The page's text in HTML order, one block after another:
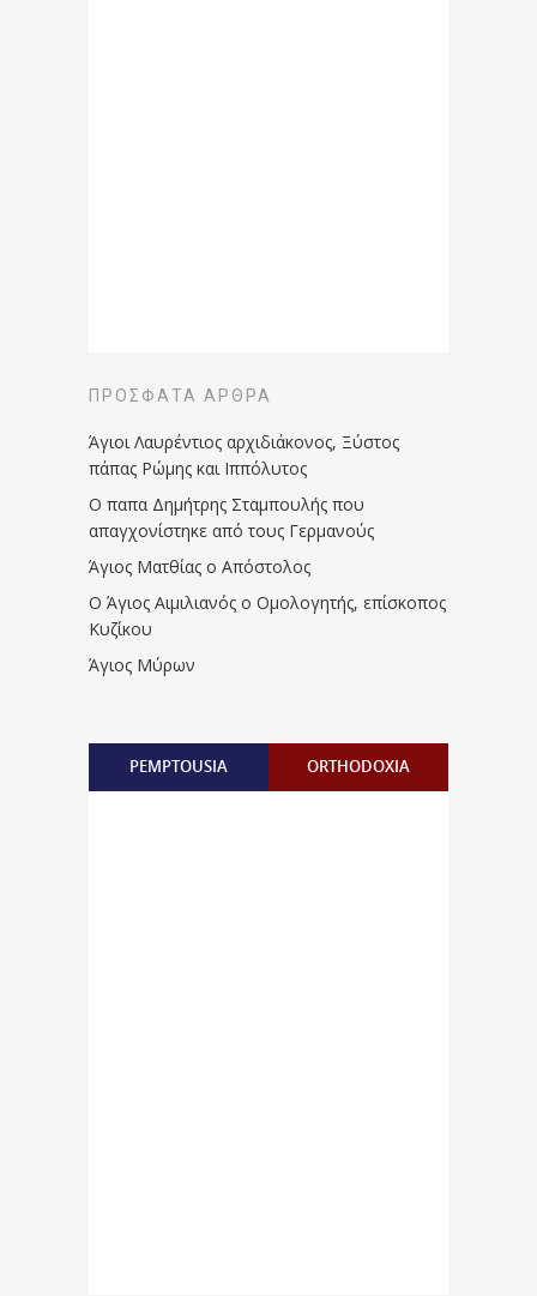
ΠΡΌΣΦΑΤΑ ΆΡΘΡΑ
Άγιοι Λαυρέντιος αρχιδιάκονος, Ξύστος
πάπας Ρώμης και Ιππόλυτος
Ο παπα Δημήτρης Σταμπουλής που
απαγχονίστηκε από τους Γερμανούς
Άγιος Ματθίας ο Απόστολος
Ο Άγιος Αιμιλιανός ο Ομολογητής, επίσκοπος
Κυζίκου
Άγιος Μύρων
PEMPTOUSIA ORTHODOXIA